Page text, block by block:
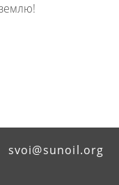
svoi@sunoil.org